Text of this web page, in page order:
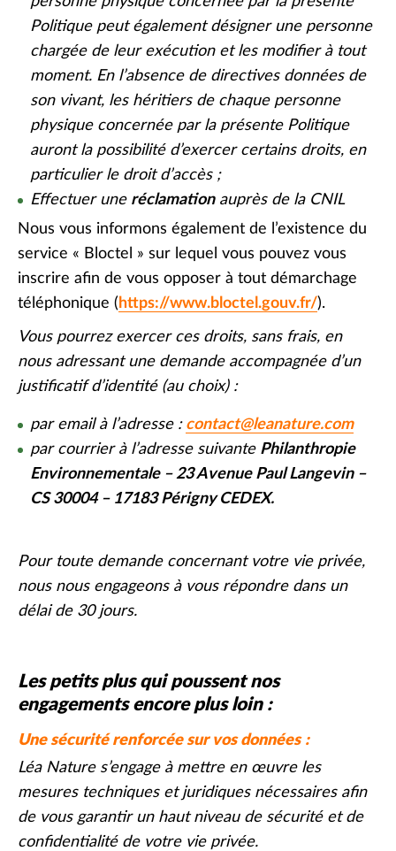
Politique peut également désigner une personne
chargée de leur exécution et les modifier à tout
moment. En l’absence de directives données de
son vivant, les héritiers de chaque personne
physique concernée par la présente Politique
auront la possibilité d’exercer certains droits, en
particulier le droit d’accès ;
Effectuer une réclamationauprès de la CNIL
Nous vous informons également de l’existence du
service « Bloctel » sur lequel vous pouvez vous
inscrire afin de vous opposer à tout démarchage
téléphonique ( https://www.bloctel.gouv.fr/).
Vous pourrez exercer ces droits, sans frais, en
nous adressant une demande accompagnée d’un
justificatif d’identité (au choix) :
par email à l’adresse : contact@leanature.com
par courrier à l’adresse suivante Philanthropie
Environnementale – 23 Avenue Paul Langevin –
CS 30004 – 17183 Périgny CEDEX.
Pour toute demande concernant votre vie privée,
nous nous engageons à vous répondre dans un
délai de 30 jours.
Les petits plus qui poussent nos
engagements encore plus loin :
Une sécurité renforcée sur vos données :
Léa Nature s’engage à mettre en œuvre les
mesures techniques et juridiques nécessaires afin
de vous garantir un haut niveau de sécurité et de
confidentialité de votre vie privée.